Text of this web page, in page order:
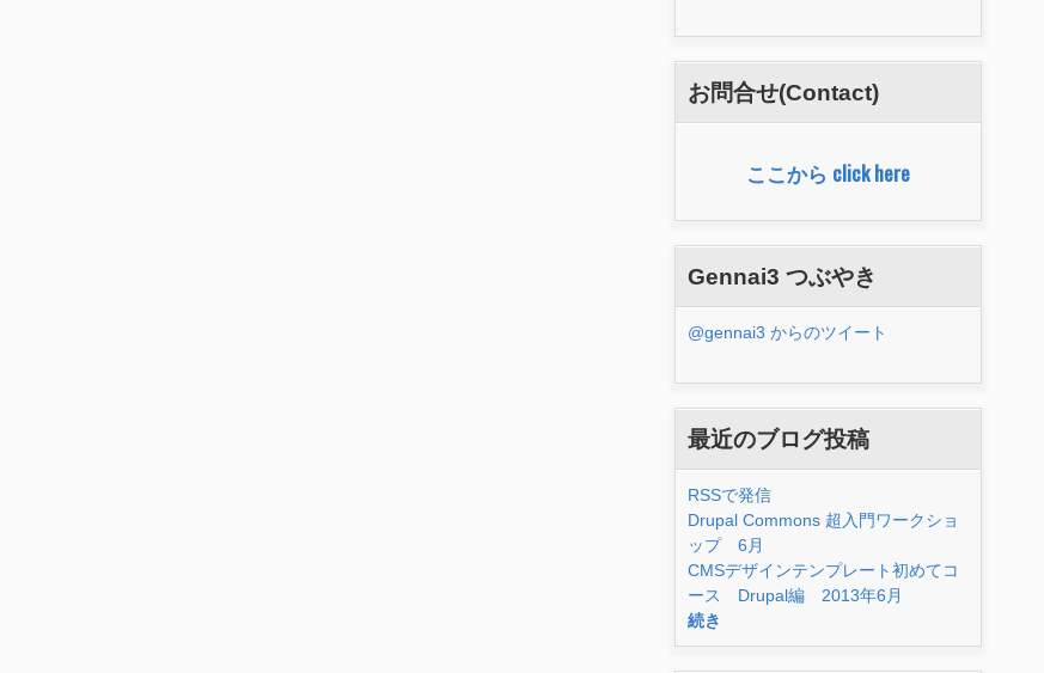
フ
ォ
ー
お問合せ(Contact)
ここから click here
Gennai3 つぶやき
@gennai3 からのツイート
最近のブログ投稿
RSSで発信
Drupal Commons 超入門ワークショ
ップ 6月
CMSデザインテンプレート初めてコ
ース Drupal編 2013年6月
続き